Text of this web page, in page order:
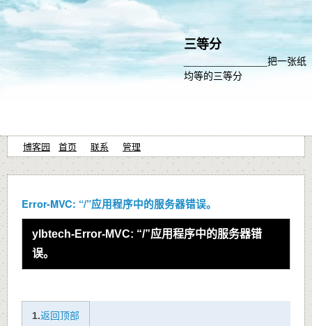
三等分
_______________把一张纸
均等的三等分
博客园 首页 联系 管理
Error-MVC: “/”应用程序中的服务器错误。
ylbtech-Error-MVC: “/”应用程序中的服务器错
误。
1.返回顶部